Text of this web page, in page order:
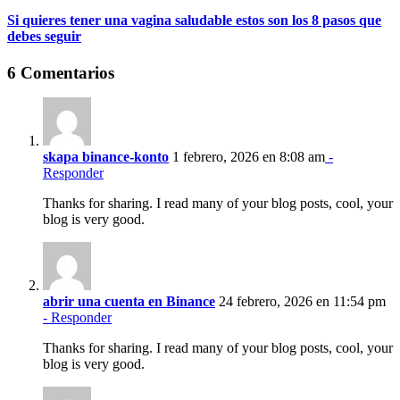
Si quieres tener una vagina saludable estos son los 8 pasos que
debes seguir
6 Comentarios
skapa binance-konto 1 febrero, 2026 en 8:08 am -
Responder
Thanks for sharing. I read many of your blog posts, cool, your
blog is very good.
abrir una cuenta en Binance 24 febrero, 2026 en 11:54 pm
- Responder
Thanks for sharing. I read many of your blog posts, cool, your
blog is very good.